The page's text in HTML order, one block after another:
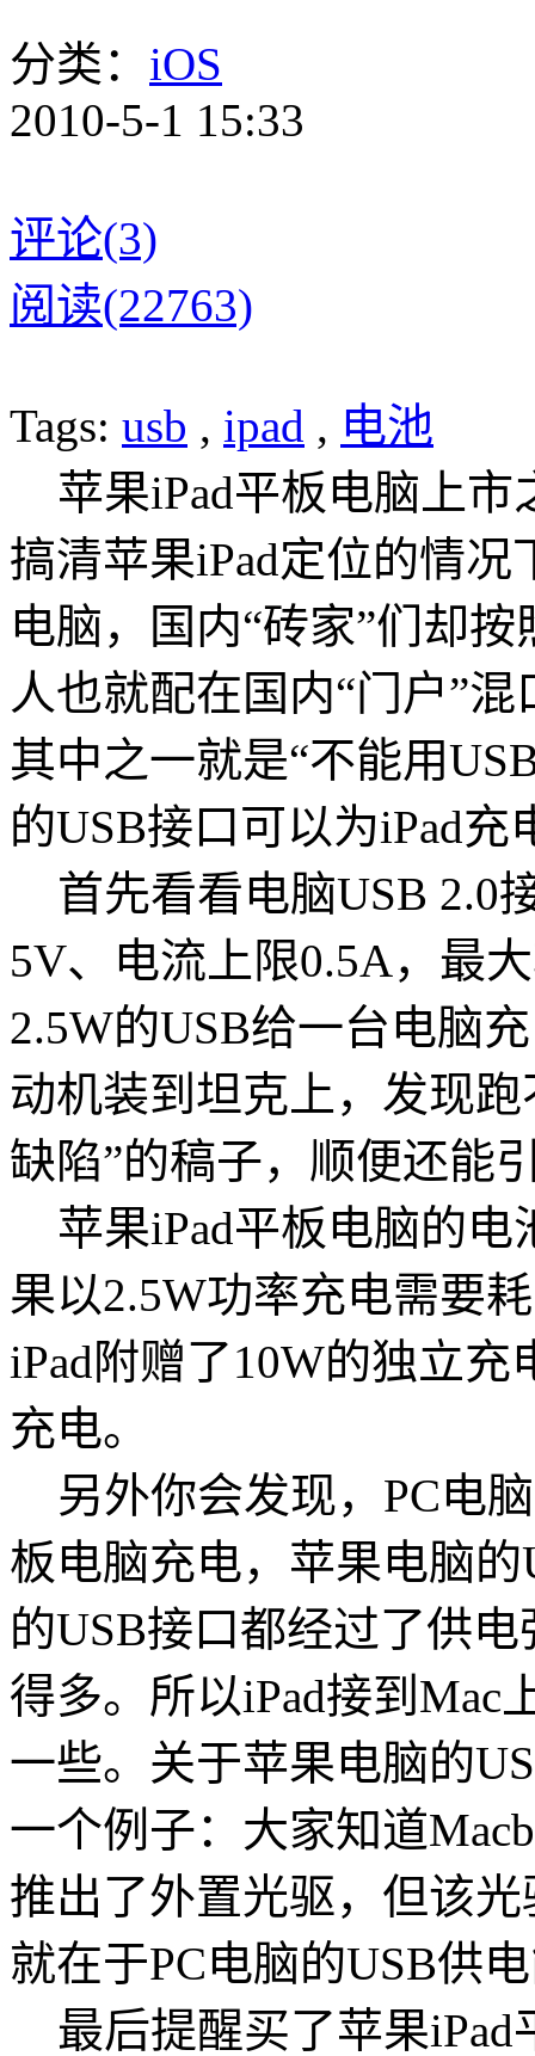
分类： iOS
2010-5-1 15:33
评论(3)
阅读(22763)
Tags: usb , ipad , 电池
苹果iPad平板电脑上市
搞清苹果iPad定位的情
电脑，国内“砖家”们却
人也就配在国内“门户”
其中之一就是“不能用
的USB接口可以为iPad
首先看看电脑USB 2.0
5V、电流上限0.5A，最
2.5W的USB给一台电脑
动机装到坦克上，发现
缺陷”的稿子，顺便还能
苹果iPad平板电脑的电
果以2.5W功率充电需要
iPad附赠了10W的独立
充电。
另外你会发现，PC电
板电脑充电，苹果电脑
的USB接口都经过了供
得多。所以iPad接到Mac
一些。关于苹果电脑的
一个例子：大家知道
推出了外置光驱，但该
就在于PC电脑的USB供
最后提醒买了苹果iPad